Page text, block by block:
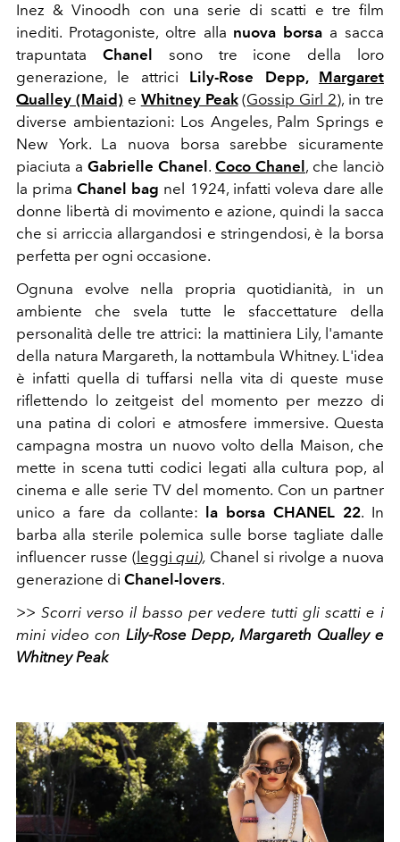
Inez & Vinoodh con una serie di scatti e tre film
inediti. Protagoniste, oltre alla nuova borsa a sacca
trapuntata Chanel
sono tre icone della loro
generazione, le attrici Lily-Rose Depp, Margaret
Qualley (Maid) e Whitney Peak (Gossip Girl 2), in tre
diverse ambientazioni: Los Angeles, Palm Springs e
New York. La nuova borsa sarebbe sicuramente
piaciuta a Gabrielle Chanel . Coco Chanel , che lanciò
la primaChanel bag nel 1924, infatti voleva dare alle
donne libertà di movimento e azione, quindi la sacca
che si arriccia allargandosi e stringendosi, è la borsa
perfetta per ogni occasione.
Ognuna evolve nella propria quotidianità, in un
ambiente che svela tutte le sfaccettature della
personalità delle tre attrici: la mattiniera Lily, l'amante
della natura Margareth, la nottambula Whitney. L'idea
è infatti quella di tuffarsi nella vita di queste muse
riflettendo lo zeitgeist del momento per mezzo di
una patina di colori e atmosfere immersive. Questa
campagna mostra un nuovo volto della Maison, che
mette in scena tutti codici legati alla cultura pop, al
cinema e alle serie TV del momento. Con un partner
unico a fare da collante: la borsa CHANEL 22. In
barba alla sterile polemica sulle borse tagliate dalle
influencer russe ( leggiqui), Chanel si rivolge a nuova
generazione di Chanel-lovers.
>> Scorri verso il basso per vedere tutti gli scatti e i
mini video con Lily-Rose Depp, Margareth Qualley e
Whitney Peak